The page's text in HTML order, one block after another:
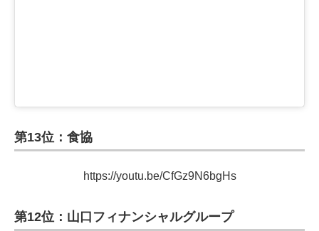
第13位：食協
https://youtu.be/CfGz9N6bgHs
第12位：山口フィナンシャルグループ